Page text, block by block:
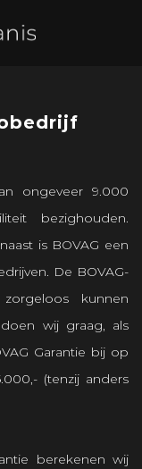
ongeveer 9.000
bezighouden.
is BOVAG een
De BOVAG-
kunnen
wij graag, als
Garantie bij op
(tenzij anders
berekenen wij